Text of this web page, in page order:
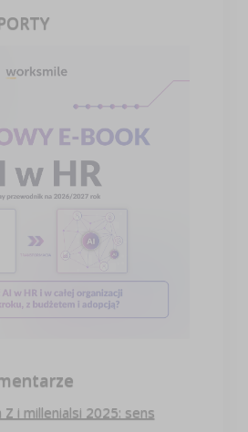
Z i millenialsi 2025: sens